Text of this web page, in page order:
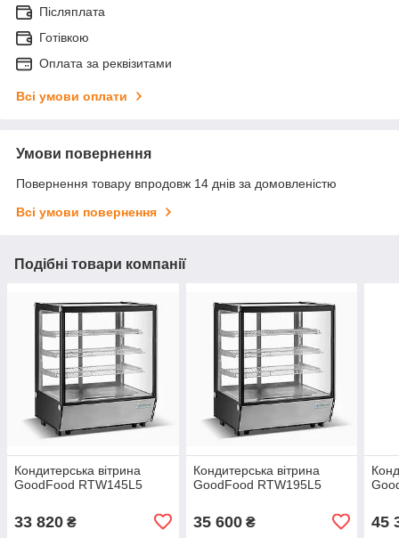
Післяплата
Готівкою
Оплата за реквізитами
Всі умови оплати
Умови повернення
Повернення товару впродовж 14 днів за домовленістю
Всі умови повернення
Подібні товари компанії
Кондитерська вітрина
GoodFood RTW145L5
33 820 ₴
Кондитерська вітрина
GoodFood RTW195L5
35 600₴ 45